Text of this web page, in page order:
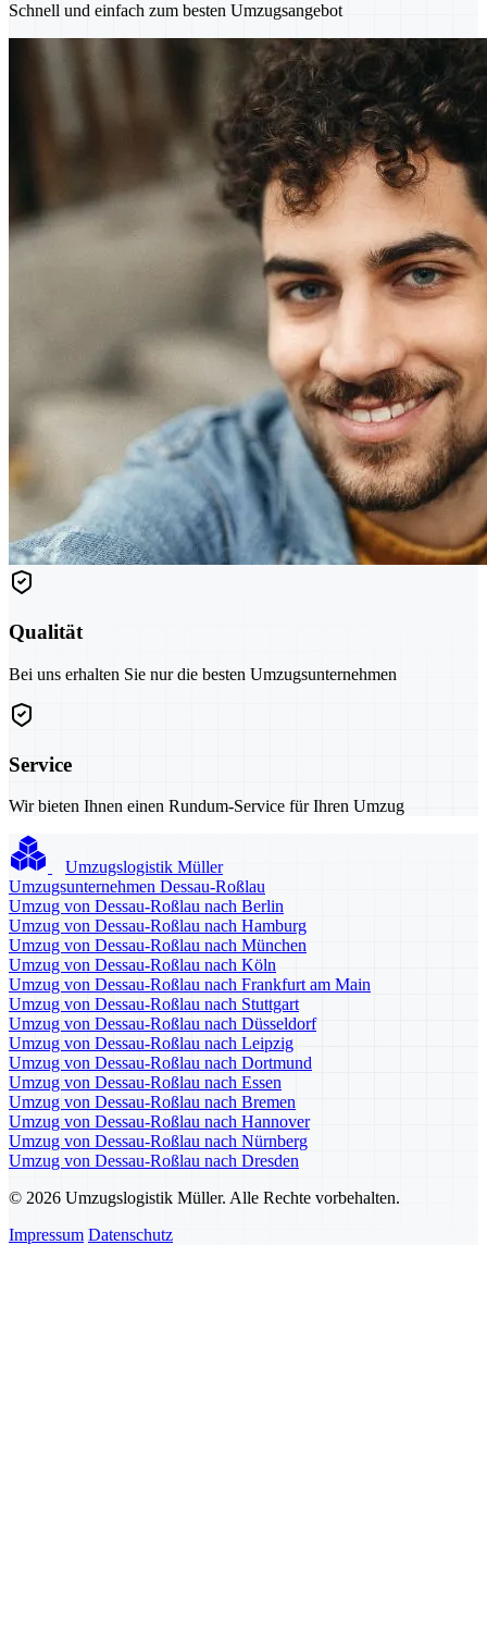
Schnell und einfach zum besten Umzugsangebot
Qualität
Bei uns erhalten Sie nur die besten Umzugsunternehmen
Service
Wir bieten Ihnen einen Rundum-Service für Ihren Umzug
Umzugslogistik Müller
Umzugsunternehmen Dessau-Roßlau
Umzug von Dessau-Roßlau nach Berlin
Umzug von Dessau-Roßlau nach Hamburg
Umzug von Dessau-Roßlau nach München
Umzug von Dessau-Roßlau nach Köln
Umzug von Dessau-Roßlau nach Frankfurt am Main
Umzug von Dessau-Roßlau nach Stuttgart
Umzug von Dessau-Roßlau nach Düsseldorf
Umzug von Dessau-Roßlau nach Leipzig
Umzug von Dessau-Roßlau nach Dortmund
Umzug von Dessau-Roßlau nach Essen
Umzug von Dessau-Roßlau nach Bremen
Umzug von Dessau-Roßlau nach Hannover
Umzug von Dessau-Roßlau nach Nürnberg
Umzug von Dessau-Roßlau nach Dresden
© 2026 Umzugslogistik Müller. Alle Rechte vorbehalten.
Impressum Datenschutz